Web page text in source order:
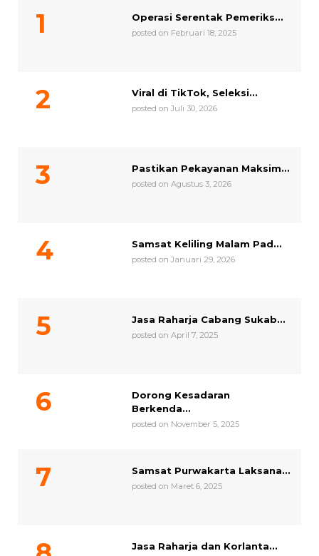
Operasi Serentak Pemeriks...
posted on Februari 18, 2025
Viral di TikTok, Seleksi...
posted on Juli 30, 2026
Pastikan Pekayanan Maksim...
posted on Agustus 3, 2026
Samsat Keliling Malam Pad...
posted on Januari 29, 2026
Jasa Raharja Cabang Sukab...
posted on April 7, 2025
Dorong Kesadaran
Berkenda...
posted on November 5, 2025
Samsat Purwakarta Laksana...
posted on Maret 6, 2025
Jasa Raharja dan Korlanta...